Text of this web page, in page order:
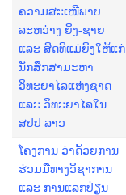
ຄວາມສະເໜີພາບ
ລະຫວ່າງ ຍິງ-ຊາຍ
ແລະ ສິດທິແມ່ຍິງໃຫ້ແກ່
ນັກສຶກສາມະຫາ
ວິທະຍາໄລແຫ່ງຊາດ
ແລະ ວິທະຍາໄລໃນ
ສປປ ລາວ
ໂຄງການ ວ່າດ້ວຍການ
ຮ່ວມມືທາງວິຊາການ
ແລະ ການແລກປ່ຽນ